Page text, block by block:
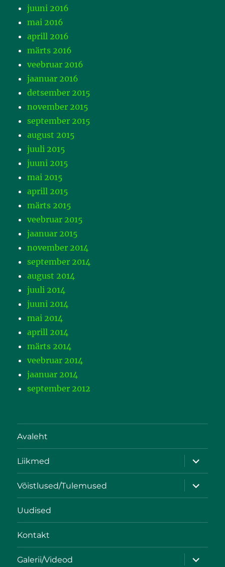
juuni 2016
mai 2016
aprill 2016
märts 2016
veebruar 2016
jaanuar 2016
detsember 2015
november 2015
september 2015
august 2015
juuli 2015
juuni 2015
mai 2015
aprill 2015
märts 2015
veebruar 2015
jaanuar 2015
november 2014
september 2014
august 2014
juuli 2014
juuni 2014
mai 2014
aprill 2014
märts 2014
veebruar 2014
jaanuar 2014
september 2012
Avaleht
Liikmed
Võistlused/Tulemused
Uudised
Kontakt
Galerii/Videod